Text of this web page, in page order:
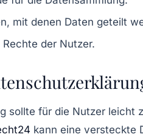
mit denen Daten geteilt
der Nutzer.
sollte für die Nutzer leicht
kann eine versteckte